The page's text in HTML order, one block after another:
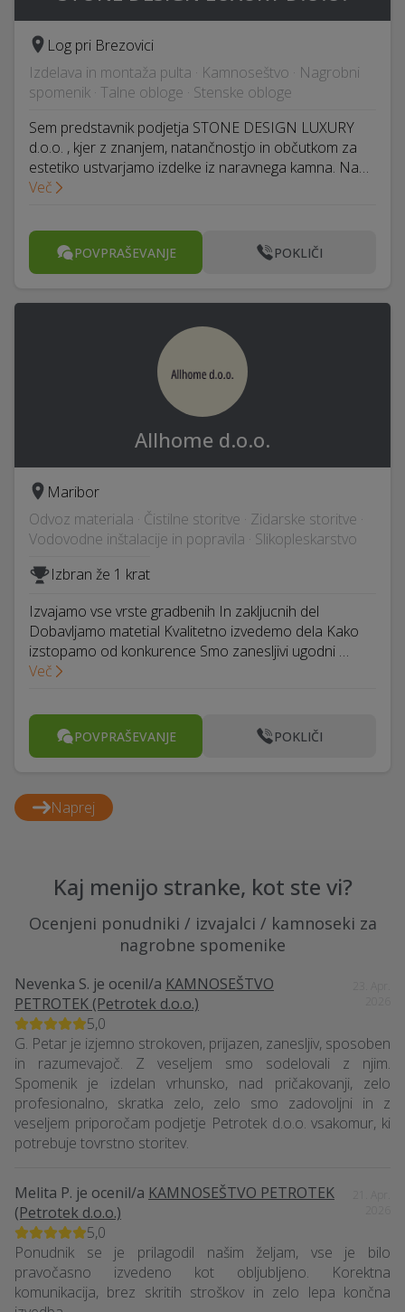
Log pri Brezovici
Izdelava in montaža pulta · Kamnoseštvo · Nagrobni
spomenik · Talne obloge · Stenske obloge
Sem predstavnik podjetja STONE DESIGN LUXURY
d.o.o. , kjer z znanjem, natančnostjo in občutkom za
estetiko ustvarjamo izdelke iz naravnega kamna. Na…
Več
POVPRAŠEVANJE POKLIČI
Allhome d.o.o.
Maribor
Odvoz materiala · Čistilne storitve · Zidarske storitve ·
Vodovodne inštalacije in popravila · Slikopleskarstvo
Izbran že 1 krat
Izvajamo vse vrste gradbenih In zakljucnih del
Dobavljamo matetial Kvalitetno izvedemo dela Kako
izstopamo od konkurence Smo zanesljivi ugodni …
Več
POVPRAŠEVANJE POKLIČI
Naprej
Kaj menijo stranke, kot ste vi?
Ocenjeni ponudniki / izvajalci / kamnoseki za
nagrobne spomenike
Nevenka S. je ocenil/a KAMNOSEŠTVO
PETROTEK (Petrotek d.o.o.)
5,0
G. Petar je izjemno strokoven, prijazen, zanesljiv, sposoben
in razumevajoč. Z veseljem smo sodelovali z njim.
Spomenik je izdelan vrhunsko, nad pričakovanji, zelo
profesionalno, skratka zelo, zelo smo zadovoljni in z
veseljem priporočam podjetje Petrotek d.o.o. vsakomur, ki
potrebuje tovrstno storitev.
Melita P. je ocenil/a KAMNOSEŠTVO PETROTEK
(Petrotek d.o.o.)
5,0
Ponudnik se je prilagodil našim željam, vse je bilo
pravočasno izvedeno kot obljubljeno. Korektna
komunikacija, brez skritih stroškov in zelo lepa končna